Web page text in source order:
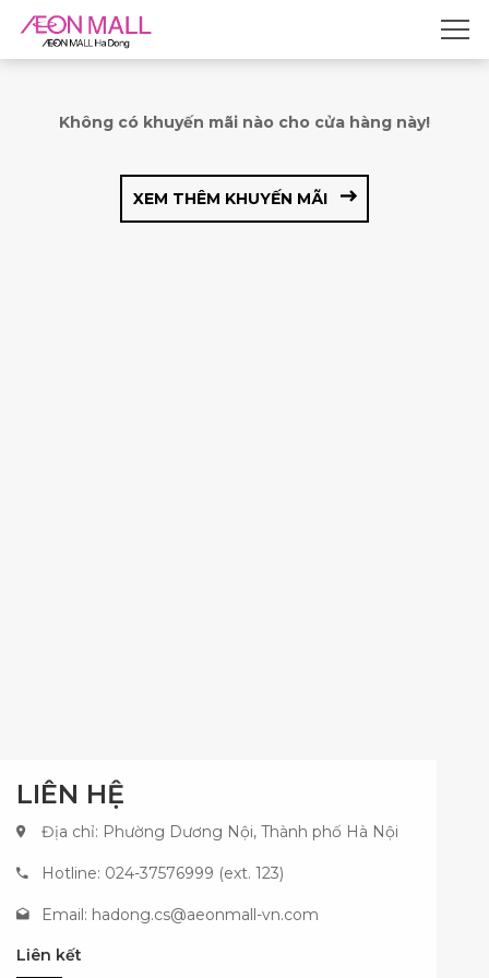
Không có khuyến mãi nào cho cửa hàng này!
XEM THÊM KHUYẾN MÃI
LIÊN HỆ
Địa chỉ: Phường Dương Nội, Thành phố Hà Nội
Hotline: 024-37576999 (ext. 123)
Email: hadong.cs@aeonmall-vn.com
Liên kết